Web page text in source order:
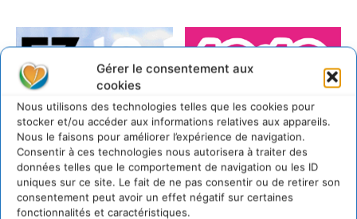
Gérer le consentement aux
cookies
Nous utilisons des technologies telles que les cookies pour
stocker et/ou accéder aux informations relatives aux appareils.
Nous le faisons pour améliorer l’expérience de navigation.
Consentir à ces technologies nous autorisera à traiter des
données telles que le comportement de navigation ou les ID
uniques sur ce site. Le fait de ne pas consentir ou de retirer son
consentement peut avoir un effet négatif sur certaines
fonctionnalités et caractéristiques.
http://www.1010.fr